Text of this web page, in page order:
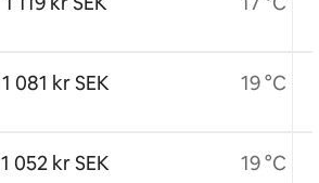
1 081 kr SEK
1 052 kr SEK
19 °C
19 °C